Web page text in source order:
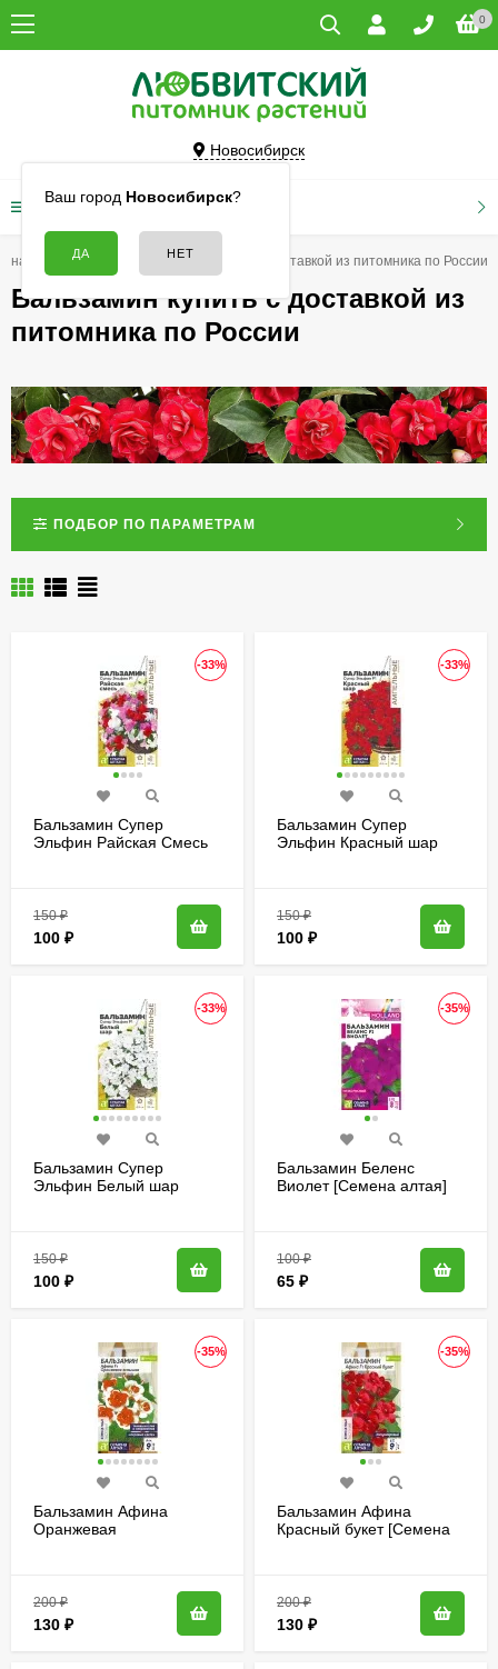
0
Новосибирск
Ваш город Новосибирск?
КАТАЛОГ ТОВАРОВ
Семена Бальзамин купить с доставкой из питомника по России
Бальзамин купить с доставкой из
питомника по России
ПОДБОР ПО ПАРАМЕТРАМ
-33%
Бальзамин Супер
Эльфин Райская Смесь
150₽
100 ₽
-33%
Бальзамин Супер
Эльфин Красный шар
150₽
100 ₽
-33%
Бальзамин Супер
Эльфин Белый шар
150₽
100 ₽
-35%
Бальзамин Беленс
Виолет [Семена алтая]
100₽
65 ₽
-35%
Бальзамин Афина
Оранжевая
200₽
130 ₽
-35%
Бальзамин Афина
Красный букет [Семена
200₽
130 ₽